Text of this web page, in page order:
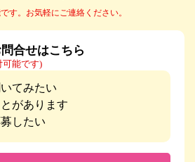
す。お気軽にご連絡ください。
合せはこちら
可能です)
てみたい
があります
したい